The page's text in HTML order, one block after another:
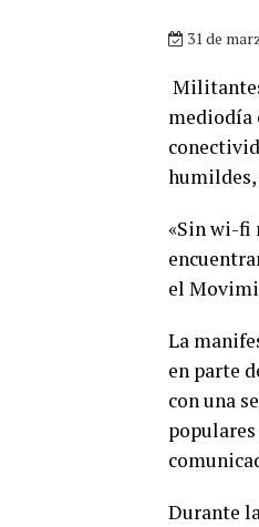
31 de
mediodía
humildes,
«Sin wi-fi
el
La
en parte
con una
Durante